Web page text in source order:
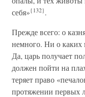
себя»{132}.
Прежде всего: о
немного. Ни о каких
Да, царь получает
должен пойти на
теряет право
протяжении первых